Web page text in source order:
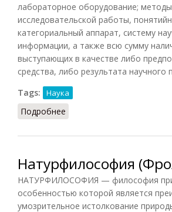
лабораторное оборудование;
исследовательской работы,
категориальный аппарат, систему
информации, а также всю сумму
выступающих в качестве либо
средства, либо результата научного
Tags:
Наука
Подробнее
Натурфилософия
НАТУРФИЛОСОФИЯ — философия
особенностью которой является
умозрительное истолкование